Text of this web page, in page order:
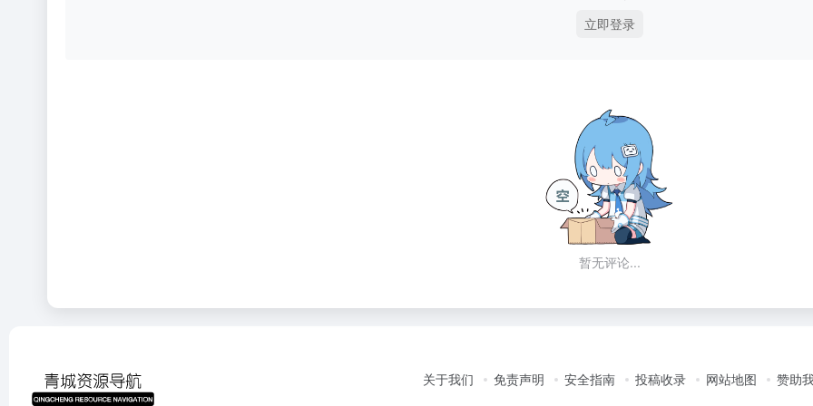
立即登录
暂无评论...
关于我们 免责声明 安全指南 投稿收录 网站地图 赞助